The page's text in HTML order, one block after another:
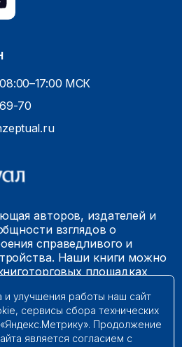
МСК
70
авторов, издателей и
взглядов о
справедливого и
Наши книги можно
площадках
защищены.
и улучшения работы наш сайт
сервисы сбора технических
Продолжение
является согласием с